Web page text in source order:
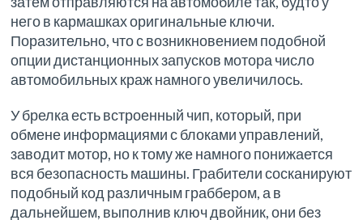
него в кармашках оригинальные ключи.
Поразительно, что с возникновением подобной
опции дистанционных запусков мотора число
автомобильных краж намного увеличилось.
У брелка есть встроенный чип, который, при
обмене информациями с блоками управлений,
заводит мотор, но к тому же намного понижается
вся безопасность машины. Грабители сосканируют
подобный код различным граббером, а в
дальнейшем, выполнив ключ двойник, они без